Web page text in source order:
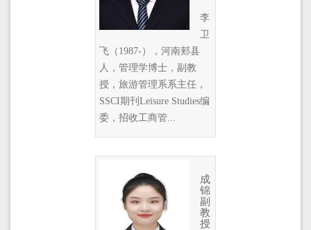
李
卫
飞（1987-），河南郏县
人，管理学博士，副教
授，旅游管理系系主任，
SSCI期刊Leisure Studies编
委，招收工商管...
成
锦
副
教
授